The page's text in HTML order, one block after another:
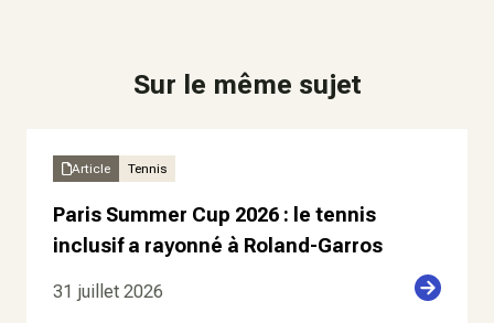
Sur le même sujet
Article Tennis
Paris Summer Cup 2026 : le tennis
inclusif a rayonné à Roland-Garros
31 juillet 2026